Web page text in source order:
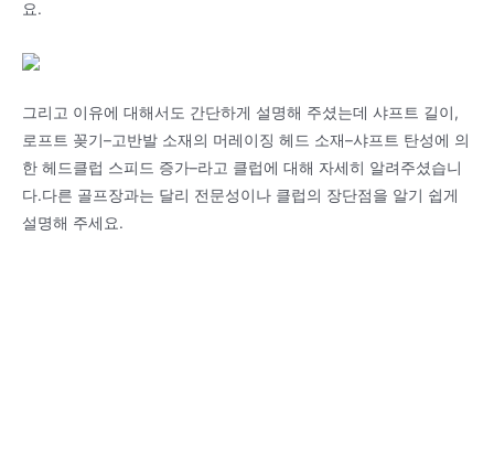
요.
그리고 이유에 대해서도 간단하게 설명해 주셨는데 샤프트 길이,
로프트 꽂기–고반발 소재의 머레이징 헤드 소재–샤프트 탄성에 의
한 헤드클럽 스피드 증가–라고 클럽에 대해 자세히 알려주셨습니
다.다른 골프장과는 달리 전문성이나 클럽의 장단점을 알기 쉽게
설명해 주세요.